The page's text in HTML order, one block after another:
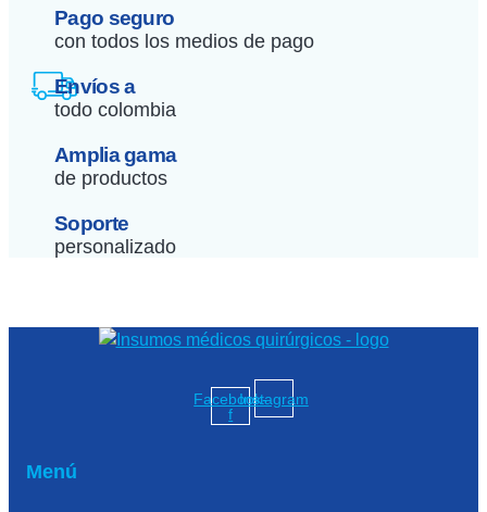
Pago seguro
con todos los medios de pago
Envíos a
todo colombia
Amplia gama
de productos
Soporte
personalizado
Facebook-
f
Instagram
Menú